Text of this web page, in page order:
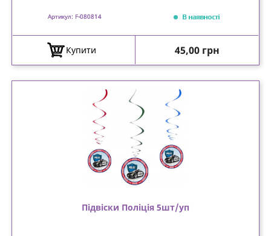
Артикул: F-080814 В наявності
Купити Ціна
45,00 грн
Підвіски Поліція 5шт/уп